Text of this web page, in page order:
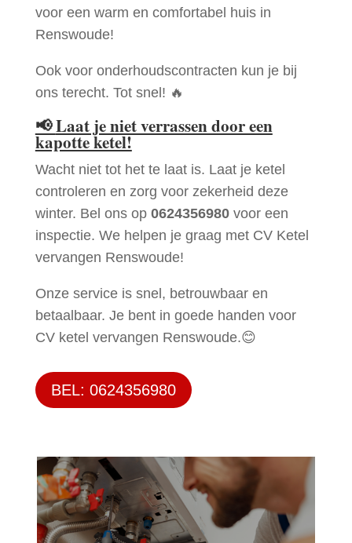
voor een warm en comfortabel huis in
Renswoude!
Ook voor onderhoudscontracten kun je bij
ons terecht. Tot snel! 🔥
📢Laat je niet verrassen door een
kapotte ketel!
Wacht niet tot het te laat is. Laat je ketel
controleren en zorg voor zekerheid deze
winter. Bel ons op 0624356980voor een
inspectie. We helpen je graag met CV Ketel
vervangen Renswoude!
Onze service is snel, betrouwbaar en
betaalbaar. Je bent in goede handen voor
CV ketel vervangen Renswoude.😊
BEL: 0624356980